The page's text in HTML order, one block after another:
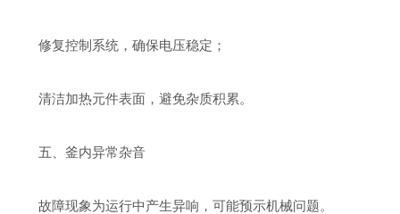
修复控制系统，确保电压稳定；
清洁加热元件表面，避免杂质积累。
五、釜内异常杂音
故障现象为运行中产生异响，可能预示机械问题。